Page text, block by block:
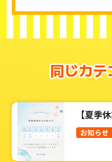
同じカ
【夏季
お知らせ